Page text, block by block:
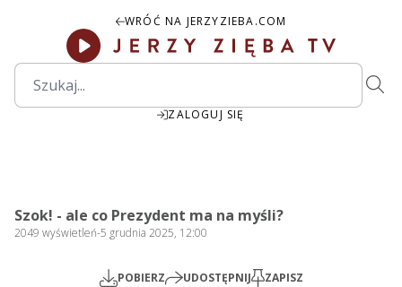
WRÓĆ NA JERZYZIEBA.COM
ZALOGUJ SIĘ
Play
Szok! - ale co Prezydent ma na myśli?
2049 wyświetleń-5 grudnia 2025, 12:00
POBIERZ UDOSTĘPNIJ ZAPISZ